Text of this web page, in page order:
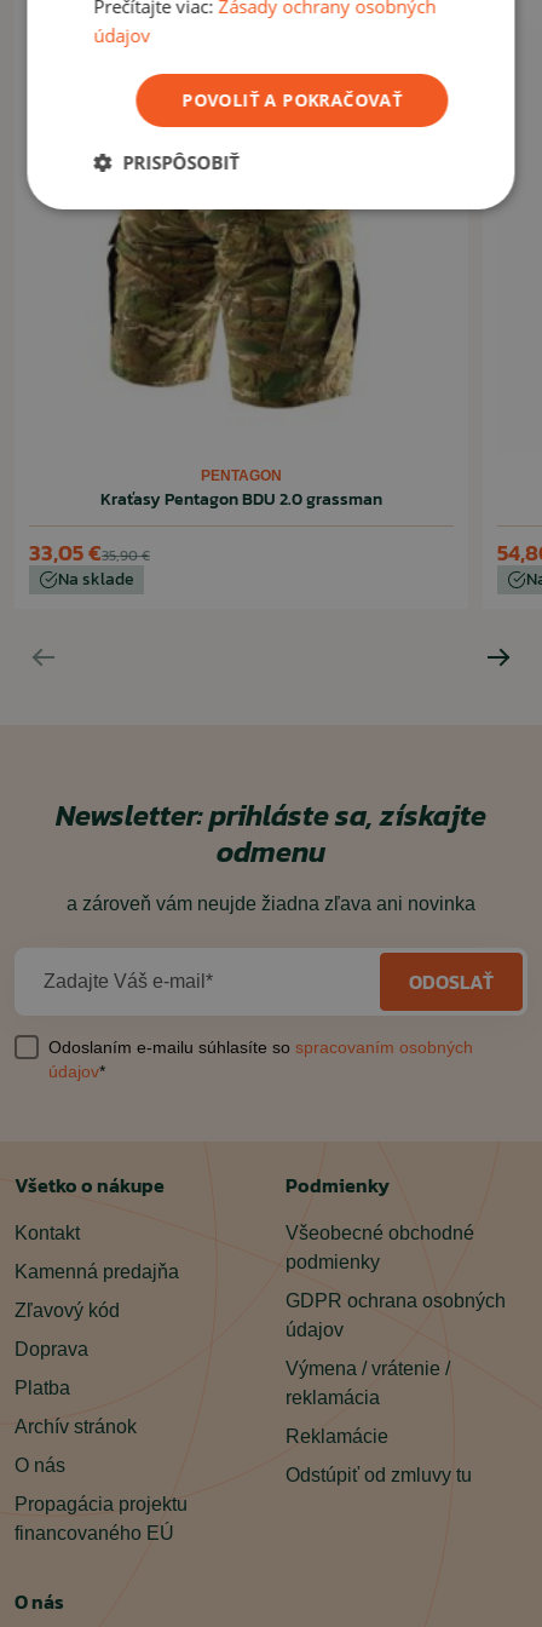
dobre vyzerajúci strih
Kraťasy vhodné na bežné nosenie.
ČÍTAŤ MENEJ
Akcia -8%
PENTAGON
Kraťasy Pentagon BDU 2.0 grassman
35,90 €
33,05 €
Na sklade
Newsletter: prihláste sa, získajte
odmenu
a zároveň vám neujde žiadna zľava ani novinka
Zadajte Váš e-mail* ODOSLAŤ
Odoslaním e-mailu súhlasíte so spracovaním osobných
údajov*
Všetko o nákupe
Kontakt
Kamenná predajňa
Zľavový kód
Doprava
Platba
Archív stránok
O nás
Propagácia projektu
financovaného EÚ
Podmienky
Všeobecné obchodné
podmienky
GDPR ochrana osobných
údajov
Výmena / vrátenie /
reklamácia
Reklamácie
Odstúpiť od zmluvy tu
O nás
Prečítajte viac:Zásady ochrany osobných
údajov
POVOLIŤ A POKRAČOVAŤ
PRISPÔSOBIŤ